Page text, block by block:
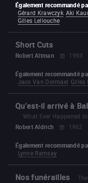
Également recommandé
Gérard Krawczyk Aki
Gilles Lellouche
Short Cuts
Robert Altman 1993
Également recommandé
Jaco Van Dormael Gilles
Qu'est-il arrivé à
What Ever Happened
Robert Aldrich
1962
Également recommandé
Lynne Ramsay
Nos funérailles